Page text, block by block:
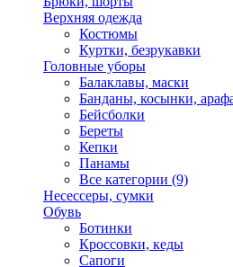
Верхняя одежда
Костюмы
Куртки, безрукавки
Головные уборы
Балаклавы, маски
Банданы, косынки,
Бейсболки
Береты
Кепки
Панамы
Все категории (9)
Несессеры, сумки
Обувь
Ботинки
Кроссовки, кеды
Сапоги